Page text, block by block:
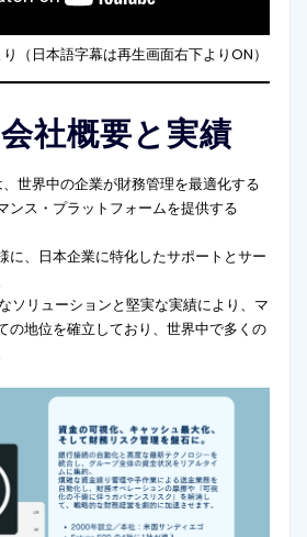
（日本語字幕は再生画面右下よりON）
社概要と実績
界中の企業が財務管理を最適化する
ンス・プラットフォームを提供する
に、日本企業に特化したサポートとサー
ソリューションと堅実な実績により、マ
の地位を確立しており、世界中で多くの